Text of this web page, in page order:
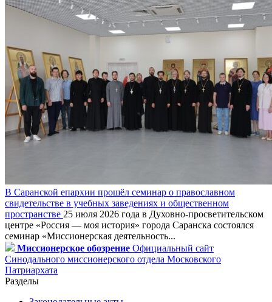
В Саранской епархии прошёл семинар о православном
свидетельстве в учебных заведениях и общественном
пространстве 25 июля 2026 года в Духовно-просветительском
центре «Россия — моя история» города Саранска состоялся
семинар «Миссионерская деятельность...
Миссионерское обозрение Официальный сайт
Синодального миссионерского отдела Московского
Патриархата
Разделы